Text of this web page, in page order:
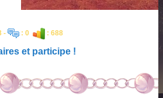
- : 0 : 688
et participe !